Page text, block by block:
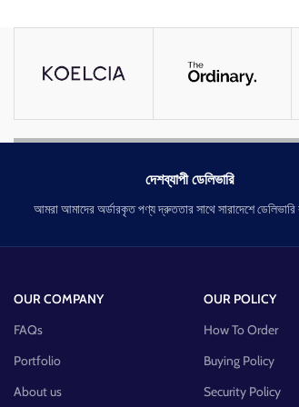
বয়সের ছাপ দূর করবে।
দেশব্যাপী ডেলিভারি
আমরা আমাদের অর্ডারকৃত পণ্য দ্রুততার সাথে সারাদেশে ডেলিভারি
OUR COMPANY
FAQs
Portfolio
About us
OUR POLICY
How To Order
Buying Policy
Security Policy